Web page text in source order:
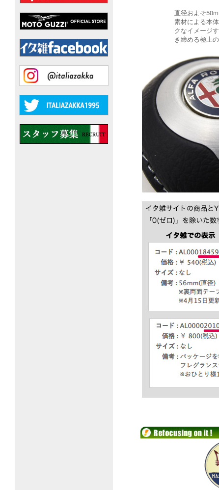
直径およそ
素材による本
クなイメージ
き締める極上